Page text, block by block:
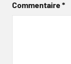
Commentaire*